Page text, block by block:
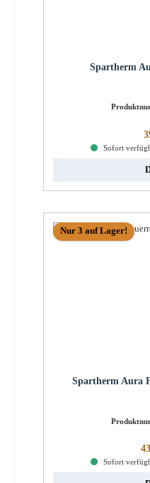
Spartherm
Sofort
Nur 3 auf Lager!
Spartherm Aura
Sofort